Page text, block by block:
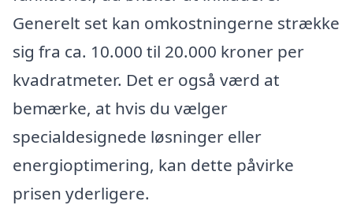
Generelt set kan omkostningerne strække
sig fra ca. 10.000 til 20.000 kroner per
kvadratmeter. Det er også værd at
bemærke, at hvis du vælger
specialdesignede løsninger eller
energioptimering, kan dette påvirke
prisen yderligere.